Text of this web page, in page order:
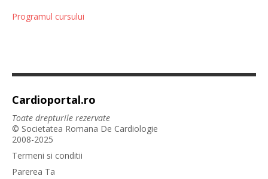
Programul cursului
Cardioportal.ro
Toate drepturile rezervate
© Societatea Romana De Cardiologie
2008-2025
Termeni si conditii
Parerea Ta